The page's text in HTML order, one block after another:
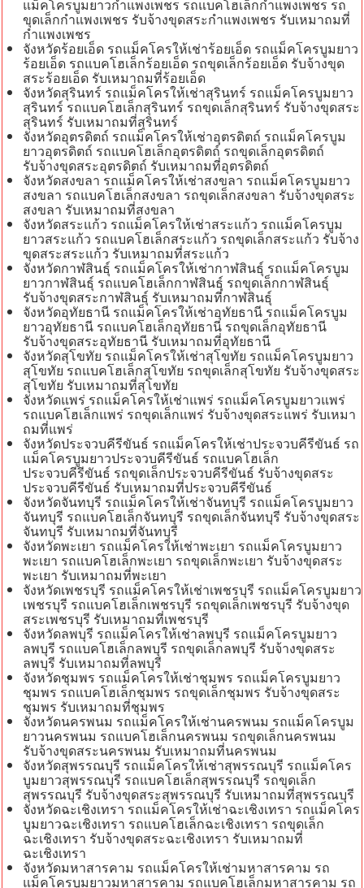
แม็คโครบูมยาวกำแพงเพชร รถแบคโฮเล็กกำแพงเพชร รถ
ขุดเล็กกำแพงเพชร รับจ้างขุดสระกำแพงเพชร รับเหมาถมที่
กำแพงเพชร
จังหวัดร้อยเอ็ด รถแม็คโครให้เช่าร้อยเอ็ด รถแม็คโครบูมยาว
ร้อยเอ็ด รถแบคโฮเล็กร้อยเอ็ด รถขุดเล็กร้อยเอ็ด รับจ้างขุด
สระร้อยเอ็ด รับเหมาถมที่ร้อยเอ็ด
จังหวัดสุรินทร์ รถแม็คโครให้เช่าสุรินทร์ รถแม็คโครบูมยาว
สุรินทร์ รถแบคโฮเล็กสุรินทร์ รถขุดเล็กสุรินทร์ รับจ้างขุดสระ
สุรินทร์ รับเหมาถมที่สุรินทร์
จังหวัดอุตรดิตถ์ รถแม็คโครให้เช่าอุตรดิตถ์ รถแม็คโครบูม
ยาวอุตรดิตถ์ รถแบคโฮเล็กอุตรดิตถ์ รถขุดเล็กอุตรดิตถ์
รับจ้างขุดสระอุตรดิตถ์ รับเหมาถมที่อุตรดิตถ์
จังหวัดสงขลา รถแม็คโครให้เช่าสงขลา รถแม็คโครบูมยาว
สงขลา รถแบคโฮเล็กสงขลา รถขุดเล็กสงขลา รับจ้างขุดสระ
สงขลา รับเหมาถมที่สงขลา
จังหวัดสระแก้ว รถแม็คโครให้เช่าสระแก้ว รถแม็คโครบูม
ยาวสระแก้ว รถแบคโฮเล็กสระแก้ว รถขุดเล็กสระแก้ว รับจ้าง
ขุดสระสระแก้ว รับเหมาถมที่สระแก้ว
จังหวัดกาฬสินธุ์ รถแม็คโครให้เช่ากาฬสินธุ์ รถแม็คโครบูม
ยาวกาฬสินธุ์ รถแบคโฮเล็กกาฬสินธุ์ รถขุดเล็กกาฬสินธุ์
รับจ้างขุดสระกาฬสินธุ์ รับเหมาถมที่กาฬสินธุ์
จังหวัดอุทัยธานี รถแม็คโครให้เช่าอุทัยธานี รถแม็คโครบูม
ยาวอุทัยธานี รถแบคโฮเล็กอุทัยธานี รถขุดเล็กอุทัยธานี
รับจ้างขุดสระอุทัยธานี รับเหมาถมที่อุทัยธานี
จังหวัดสุโขทัย รถแม็คโครให้เช่าสุโขทัย รถแม็คโครบูมยาว
สุโขทัย รถแบคโฮเล็กสุโขทัย รถขุดเล็กสุโขทัย รับจ้างขุดสระ
สุโขทัย รับเหมาถมที่สุโขทัย
จังหวัดแพร่ รถแม็คโครให้เช่าแพร่ รถแม็คโครบูมยาวแพร่
รถแบคโฮเล็กแพร่ รถขุดเล็กแพร่ รับจ้างขุดสระแพร่ รับเหมา
ถมที่แพร่
จังหวัดประจวบคีรีขันธ์ รถแม็คโครให้เช่าประจวบคีรีขันธ์ รถ
แม็คโครบูมยาวประจวบคีรีขันธ์ รถแบคโฮเล็ก
ประจวบคีรีขันธ์ รถขุดเล็กประจวบคีรีขันธ์ รับจ้างขุดสระ
ประจวบคีรีขันธ์ รับเหมาถมที่ประจวบคีรีขันธ์
จังหวัดจันทบุรี รถแม็คโครให้เช่าจันทบุรี รถแม็คโครบูมยาว
จันทบุรี รถแบคโฮเล็กจันทบุรี รถขุดเล็กจันทบุรี รับจ้างขุดสระ
จันทบุรี รับเหมาถมที่จันทบุรี
จังหวัดพะเยา รถแม็คโครให้เช่าพะเยา รถแม็คโครบูมยาว
พะเยา รถแบคโฮเล็กพะเยา รถขุดเล็กพะเยา รับจ้างขุดสระ
พะเยา รับเหมาถมที่พะเยา
จังหวัดเพชรบุรี รถแม็คโครให้เช่าเพชรบุรี รถแม็คโครบูมยาว
เพชรบุรี รถแบคโฮเล็กเพชรบุรี รถขุดเล็กเพชรบุรี รับจ้างขุด
สระเพชรบุรี รับเหมาถมที่เพชรบุรี
จังหวัดลพบุรี รถแม็คโครให้เช่าลพบุรี รถแม็คโครบูมยาว
ลพบุรี รถแบคโฮเล็กลพบุรี รถขุดเล็กลพบุรี รับจ้างขุดสระ
ลพบุรี รับเหมาถมที่ลพบุรี
จังหวัดชุมพร รถแม็คโครให้เช่าชุมพร รถแม็คโครบูมยาว
ชุมพร รถแบคโฮเล็กชุมพร รถขุดเล็กชุมพร รับจ้างขุดสระ
ชุมพร รับเหมาถมที่ชุมพร
จังหวัดนครพนม รถแม็คโครให้เช่านครพนม รถแม็คโครบูม
ยาวนครพนม รถแบคโฮเล็กนครพนม รถขุดเล็กนครพนม
รับจ้างขุดสระนครพนม รับเหมาถมที่นครพนม
จังหวัดสุพรรณบุรี รถแม็คโครให้เช่าสุพรรณบุรี รถแม็คโคร
บูมยาวสุพรรณบุรี รถแบคโฮเล็กสุพรรณบุรี รถขุดเล็ก
สุพรรณบุรี รับจ้างขุดสระสุพรรณบุรี รับเหมาถมที่สุพรรณบุรี
จังหวัดฉะเชิงเทรา รถแม็คโครให้เช่าฉะเชิงเทรา รถแม็คโคร
บูมยาวฉะเชิงเทรา รถแบคโฮเล็กฉะเชิงเทรา รถขุดเล็ก
ฉะเชิงเทรา รับจ้างขุดสระฉะเชิงเทรา รับเหมาถมที่
ฉะเชิงเทรา
จังหวัดมหาสารคาม รถแม็คโครให้เช่ามหาสารคาม รถ
แม็คโครบูมยาวมหาสารคาม รถแบคโฮเล็กมหาสารคาม รถ